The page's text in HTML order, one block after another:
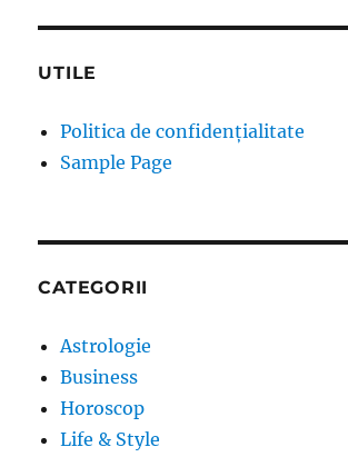
UTILE
Politica de confidențialitate
Sample Page
CATEGORII
Astrologie
Business
Horoscop
Life & Style